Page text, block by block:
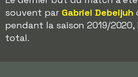
souvent par Gabriel Debeljuh
pendant la saison 2019/
total.